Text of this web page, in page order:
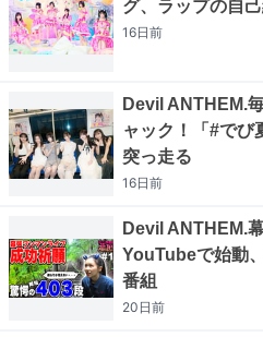
グ、ラップの自
16日前
Devil ANTHEM.
ャック！「#でび
突っ走る
16日前
Devil ANTHEM.
YouTubeで始動
番組
20日前